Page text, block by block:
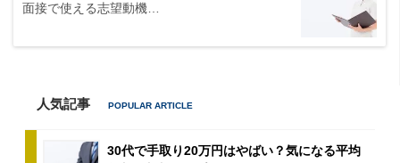
面接で使える志望動機…
人気記事
30代で手取り20万円はやばい？気になる平均